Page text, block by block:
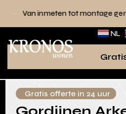
tot montage geregeld
NL
Gratis offerte in 24 uur